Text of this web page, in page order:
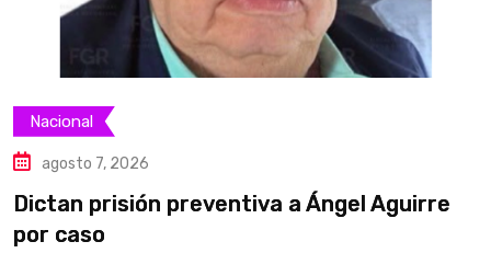
Nacional
agosto 7, 2026
Dictan prisión preventiva a Ángel Aguirre
por caso